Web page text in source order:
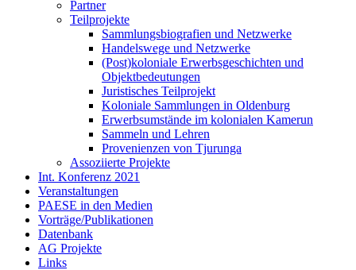
Partner
Teilprojekte
Sammlungsbiografien und Netzwerke
Handelswege und Netzwerke
(Post)koloniale Erwerbsgeschichten und
Objektbedeutungen
Juristisches Teilprojekt
Koloniale Sammlungen in Oldenburg
Erwerbsumstände im kolonialen Kamerun
Sammeln und Lehren
Provenienzen von Tjurunga
Assoziierte Projekte
Int. Konferenz 2021
Veranstaltungen
PAESE in den Medien
Vorträge/Publikationen
Datenbank
AG Projekte
Links